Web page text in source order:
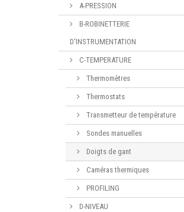
A-PRESSION
B-ROBINETTERIE
D'INSTRUMENTATION
C-TEMPERATURE
Thermomètres
Thermostats
Transmetteur de température
Sondes manuelles
Doigts de gant
Caméras thermiques
PROFILING
D-NIVEAU